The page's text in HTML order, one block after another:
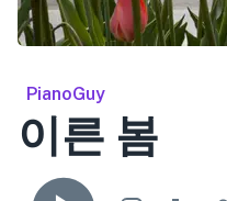
PianoGuy
이른 봄